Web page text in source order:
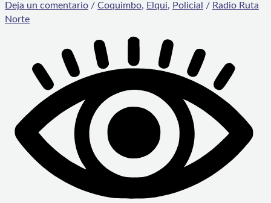
Deja un comentario / Coquimbo, Elqui, Policial / Radio Ruta
Norte